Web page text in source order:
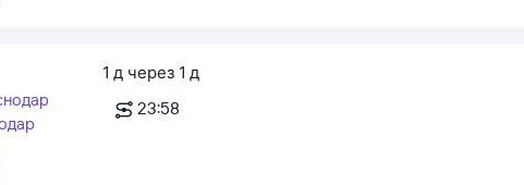
1 д через 1 д
23:58